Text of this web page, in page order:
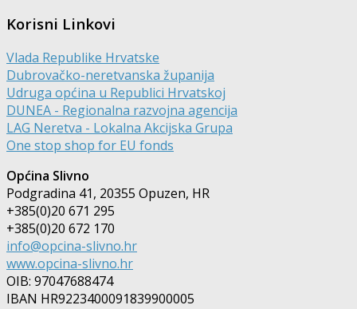
Korisni Linkovi
Vlada Republike Hrvatske
Dubrovačko-neretvanska županija
Udruga općina u Republici Hrvatskoj
DUNEA - Regionalna razvojna agencija
LAG Neretva - Lokalna Akcijska Grupa
One stop shop for EU fonds
Općina Slivno
Podgradina 41, 20355 Opuzen, HR
+385(0)20 671 295
+385(0)20 672 170
info@opcina-slivno.hr
www.opcina-slivno.hr
OIB: 97047688474
IBAN HR9223400091839900005